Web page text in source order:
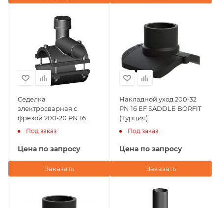
Седелка
электросварная с
фрезой 200-20 PN 16
TAPPING TEE WITHOUT
VALVE-360' BORFIT
(Турция)
Под заказ
Цена по запросу
Заказать
Накладной уход 200-32
PN 16 EF SADDLE BORFIT
(Турция)
Под заказ
Цена по запросу
Заказать